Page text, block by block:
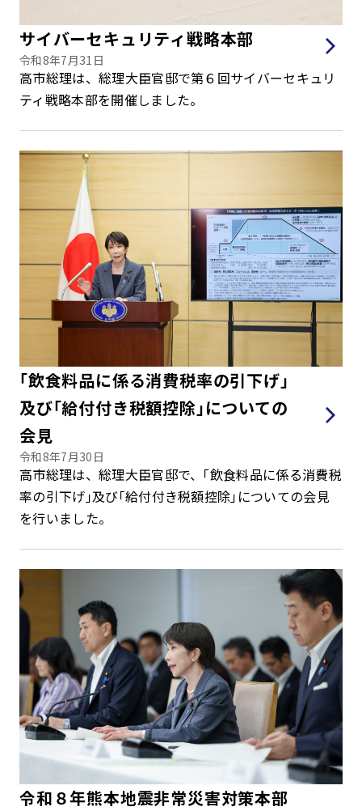
サイバーセキュリティ戦略本部
令和8年7月31日
高市総理は、総理大臣官邸で第６回サイバーセキュリ
ティ戦略本部を開催しました。
｢飲食料品に係る消費税率の引下げ｣
及び｢給付付き税額控除｣についての
会見
令和8年7月30日
高市総理は、総理大臣官邸で、｢飲食料品に係る消費税
率の引下げ｣及び｢給付付き税額控除｣についての会見
を行いました。
令和８年熊本地震非常災害対策本部